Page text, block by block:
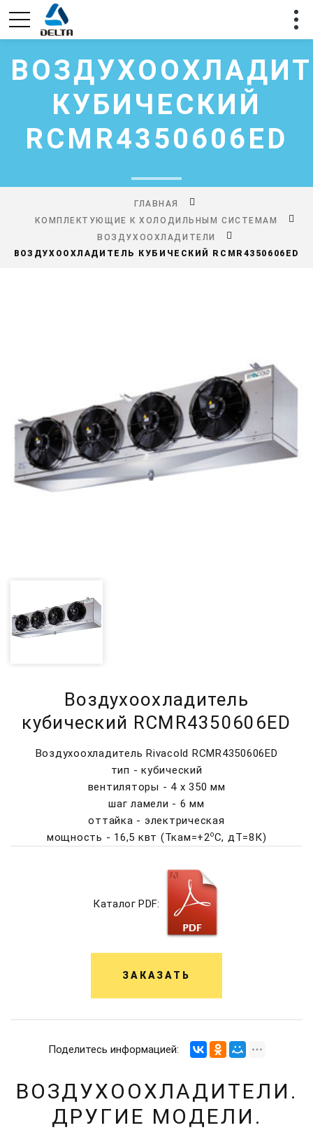
КУБИЧЕСКИЙ
RCMR4350606ED
ГЛАВНАЯ
КОМПЛЕКТУЮЩИЕ К ХОЛОДИЛЬНЫМ СИСТЕМАМ
ВОЗДУХООХЛАДИТЕЛИ
ВОЗДУХООХЛАДИТЕЛЬ КУБИЧЕСКИЙ RCMR4350606ED
Воздухоохладитель
кубический RCMR4350606ED
Воздухоохладитель Rivacold RCMR4350606ED
тип - кубический
вентиляторы - 4 х 350 мм
шаг ламели - 6 мм
оттайка - электрическая
мощность - 16,5 квт (Ткам=+2оC, дТ=8К)
Каталог PDF:
ЗАКАЗАТЬ
Поделитесь информацией:
ВОЗДУХООХЛАДИТЕЛИ.
ДРУГИЕ МОДЕЛИ.